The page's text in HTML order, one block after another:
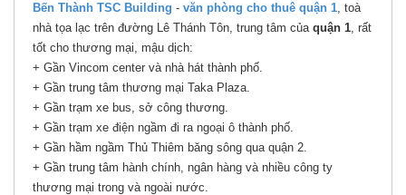
Bến Thành TSC Building - văn phòng cho thuê quận 1, toà
nhà tọa lạc trên đường Lê Thánh Tôn, trung tâm của quận 1, rất
tốt cho thương mại, mậu dịch:
+ Gần Vincom center và nhà hát thành phố.
+ Gần trung tâm thương mại Taka Plaza.
+ Gần trạm xe bus, sở công thương.
+ Gần trạm xe điện ngầm đi ra ngoại ô thành phố.
+ Gần hầm ngầm Thủ Thiêm băng sông qua quận 2.
+ Gần trung tâm hành chính, ngân hàng và nhiều công ty
thương mại trong và ngoài nước.